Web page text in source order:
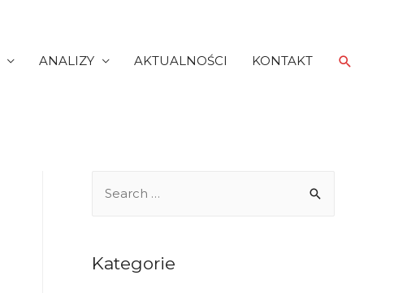
ANALIZY AKTUALNOŚCI KONTAKT Search
rKategorie